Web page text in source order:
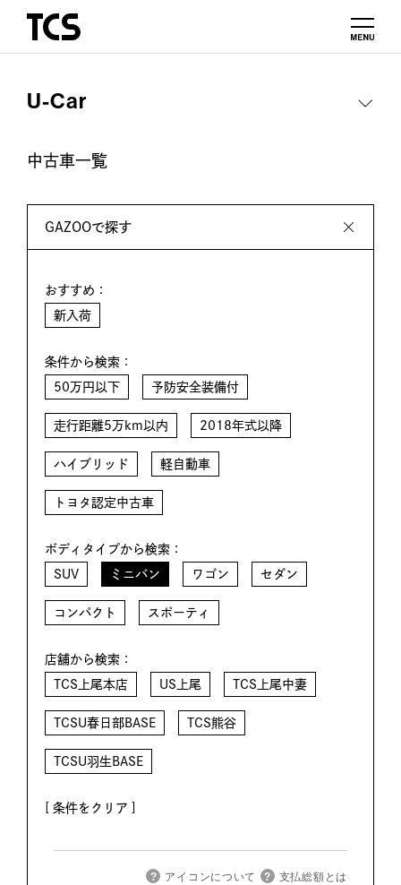
U-Car
中古車一覧
GAZOOで探す
おすすめ：
新入荷
条件から検索：
50万円以下
予防安全装備付
走行距離5万km以内 2018年式以降
ハイブリッド 軽自動車
トヨタ認定中古車
ボディタイプから検索：
SUV
ミニバン ワゴン セダン
コンパクト スポーティ
店舗から検索：
TCS上尾本店
US上尾 TCS上尾中妻
TCSU春日部BASE TCS熊谷
TCSU羽生BASE
[ 条件をクリア ]